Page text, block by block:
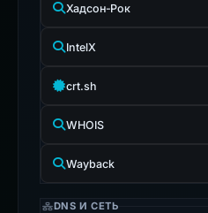
Хадсон-Рок
IntelX
crt.sh
WHOIS
Wayback
DNS И СЕТЬ